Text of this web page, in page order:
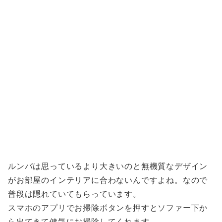
ルンバは思っているより大きいのと無機質なデザイン
がお部屋のインテリアに合わないんですよね。なので
普段は隠れていてもらっています。
スマホのアプリでお掃除ボタンを押すとソファー下か